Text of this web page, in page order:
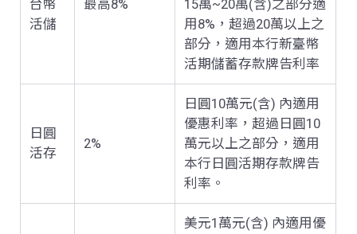
台幣
活儲
最高8%
15萬~20萬(含)之部分適
用 8% ，超過20萬以上之
部分，適用本行新臺幣
活期儲蓄存款牌告利率
日圓
活存
2%
日圓 10萬元(含) 內適用
優惠利率，超過日圓 10
萬元以上之部分，適用
本行日圓活期存款牌告
利率。
美元1 萬元(含) 內適用優